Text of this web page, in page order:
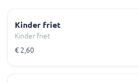
Kinder friet
Kinder friet
€ 2,60